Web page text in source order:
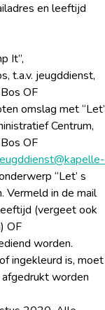
en leeftijd
It”,
t.a.v. jeugddienst,
OF
omslag met “Let’
Centrum,
OF
“Let’ s
Vermeld in de mail
(vergeet ook
OF
worden.
ingekleurd is, moet
worden